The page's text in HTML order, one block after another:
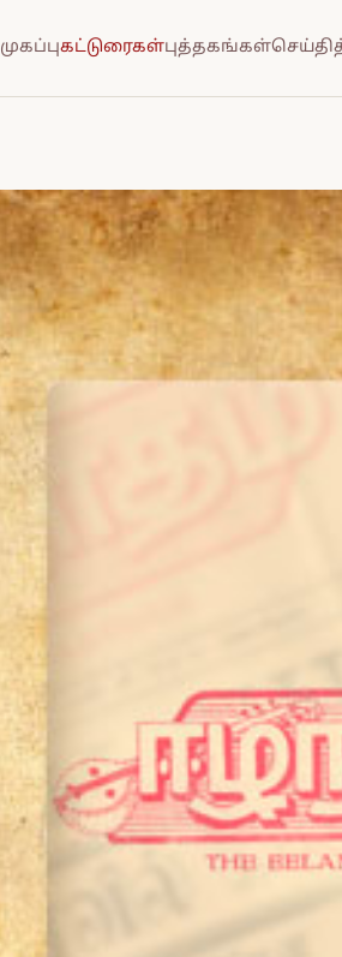
முகப்புகட்டுரைகள்புத்தகங்கள்